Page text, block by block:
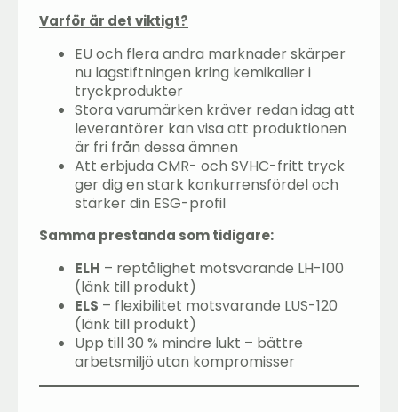
Varför är det viktigt?
EU och flera andra marknader skärper
nu lagstiftningen kring kemikalier i
tryckprodukter
Stora varumärken kräver redan idag att
leverantörer kan visa att produktionen
är fri från dessa ämnen
Att erbjuda CMR- och SVHC-fritt tryck
ger dig en stark konkurrensfördel och
stärker din ESG-profil
Samma prestanda som tidigare:
ELH – reptålighet motsvarande LH-100
(länk till produkt)
ELS – flexibilitet motsvarande LUS-120
(länk till produkt)
Upp till 30 % mindre lukt – bättre
arbetsmiljö utan kompromisser